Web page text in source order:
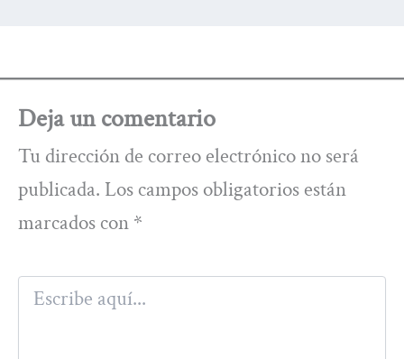
Deja un comentario
Tu dirección de correo electrónico no será
publicada. Los campos obligatorios están
marcados con *
Escribe
aquí...